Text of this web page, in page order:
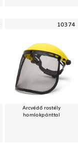
10374
Arcvédő rostély
homlokpánttal